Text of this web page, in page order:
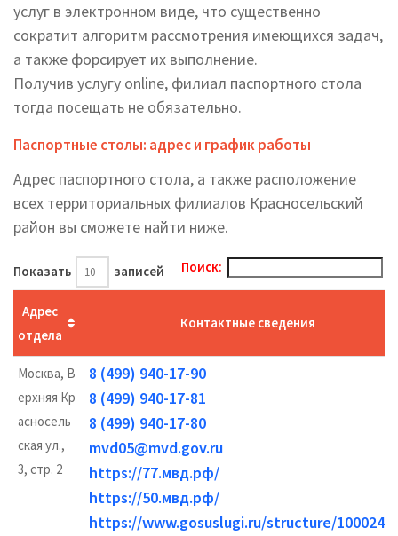
услуг в электронном виде, что существенно
сократит алгоритм рассмотрения имеющихся задач,
а также форсирует их выполнение.
Получив услугу online, филиал паспортного стола
тогда посещать не обязательно.
Паспортные столы: адрес и график работы
Адрес паспортного стола, а также расположение
всех территориальных филиалов Красносельский
район вы cможете найти ниже.
Показать записей Поиск:
Адрес
отдела
Контактные сведения
Москва, В
ерхняя Кр
асносель
ская ул.,
3, стр. 2
8 (499) 940-17-90
8 (499) 940-17-81
8 (499) 940-17-80
mvd05@mvd.gov.ru
https://77.мвд.рф/
https://50.мвд.рф/
https://www.gosuslugi.ru/structure/